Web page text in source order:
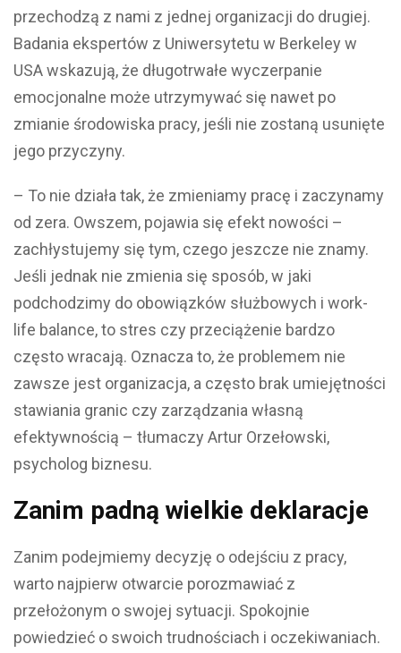
przechodzą z nami z jednej organizacji do drugiej.
Badania ekspertów z Uniwersytetu w Berkeley w
USA wskazują, że długotrwałe wyczerpanie
emocjonalne może utrzymywać się nawet po
zmianie środowiska pracy, jeśli nie zostaną usunięte
jego przyczyny.
– To nie działa tak, że zmieniamy pracę i zaczynamy
od zera. Owszem, pojawia się efekt nowości –
zachłystujemy się tym, czego jeszcze nie znamy.
Jeśli jednak nie zmienia się sposób, w jaki
podchodzimy do obowiązków służbowych i work-
life balance, to stres czy przeciążenie bardzo
często wracają. Oznacza to, że problemem nie
zawsze jest organizacja, a często brak umiejętności
stawiania granic czy zarządzania własną
efektywnością – tłumaczy Artur Orzełowski,
psycholog biznesu.
Zanim padną wielkie deklaracje
Zanim podejmiemy decyzję o odejściu z pracy,
warto najpierw otwarcie porozmawiać z
przełożonym o swojej sytuacji. Spokojnie
powiedzieć o swoich trudnościach i oczekiwaniach.